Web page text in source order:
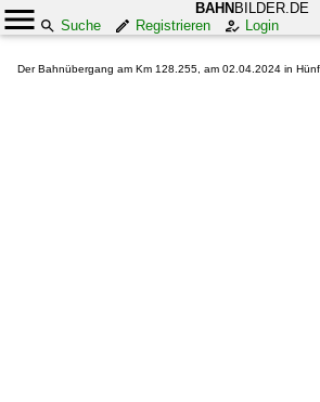
BAHN BILDER.DE
Suche
Registrieren Login
Der Bahnübergang am Km 128.255, am 02.04.2024 in